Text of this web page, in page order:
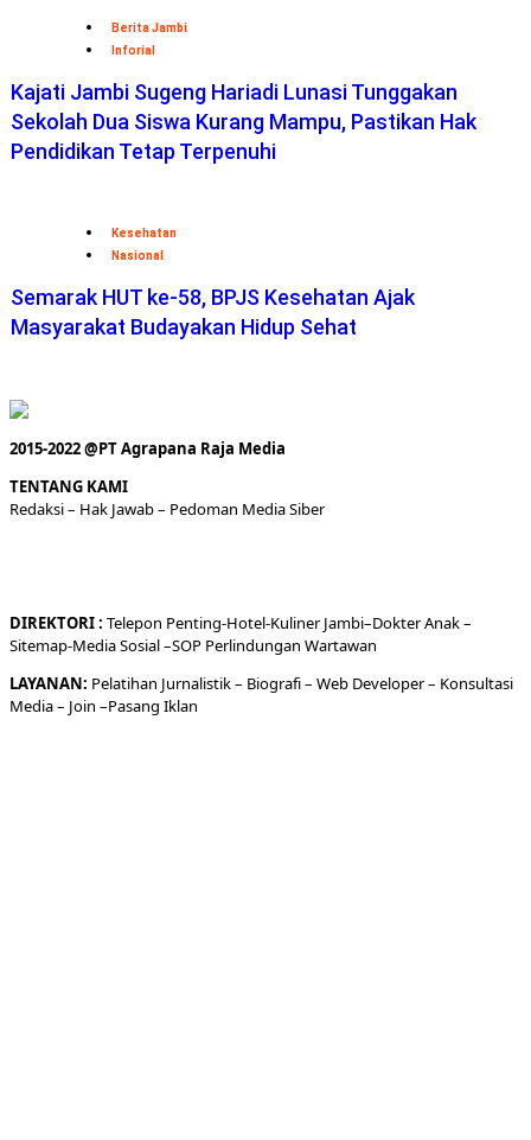
Berita Jambi
Inforial
Kajati Jambi Sugeng Hariadi Lunasi Tunggakan
Sekolah Dua Siswa Kurang Mampu, Pastikan Hak
Pendidikan Tetap Terpenuhi
Kesehatan
Nasional
Semarak HUT ke-58, BPJS Kesehatan Ajak
Masyarakat Budayakan Hidup Sehat
2015-2022 @PT Agrapana Raja Media
TENTANG KAMI
Redaksi– Hak Jawab – Pedoman Media Siber
DIREKTORI: Telepon Penting-Hotel-KulinerJambi–DokterAnak –
Sitemap-Media Sosial –SOP Perlindungan Wartawan
LAYANAN: Pelatihan Jurnalistik – Biografi– Web Developer– Konsultasi
Media– Join –Pasang Iklan